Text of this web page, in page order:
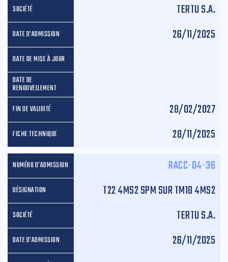
TERTU S.A.
26/11/2025
28/02/2027
28/11/2025
RACC-04-36
T22 4MS2 SPM SUR TM18 4MS2
TERTU S.A.
26/11/2025